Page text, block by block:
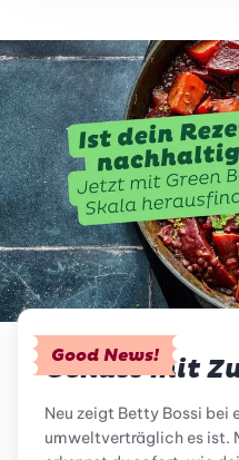
Good News!
Genuss mit
Neu zeigt Betty Bossi bei
umweltverträglich es ist.